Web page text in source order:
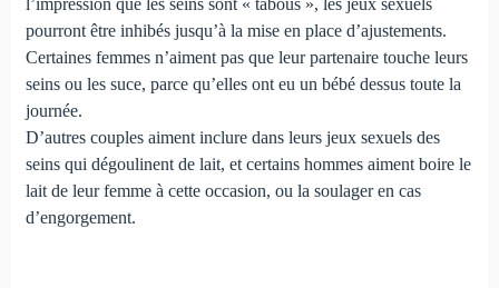
pourront être inhibés jusqu’à la mise en place d’ajustements.
Certaines femmes n’aiment pas que leur partenaire touche leurs
seins ou les suce, parce qu’elles ont eu un bébé dessus toute la
journée.
D’autres couples aiment inclure dans leurs jeux sexuels des
seins qui dégoulinent de lait, et certains hommes aiment boire le
lait de leur femme à cette occasion, ou la soulager en cas
d’engorgement.